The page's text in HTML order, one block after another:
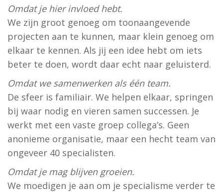
Omdat je hier invloed hebt.
We zijn groot genoeg om toonaangevende
projecten aan te kunnen, maar klein genoeg om
elkaar te kennen. Als jij een idee hebt om iets
beter te doen, wordt daar echt naar geluisterd.
Omdat we samenwerken als één team.
De sfeer is familiair. We helpen elkaar, springen
bij waar nodig en vieren samen successen. Je
werkt met een vaste groep collega’s. Geen
anonieme organisatie, maar een hecht team van
ongeveer 40 specialisten.
Omdat je mag blijven groeien.
We moedigen je aan om je specialisme verder te